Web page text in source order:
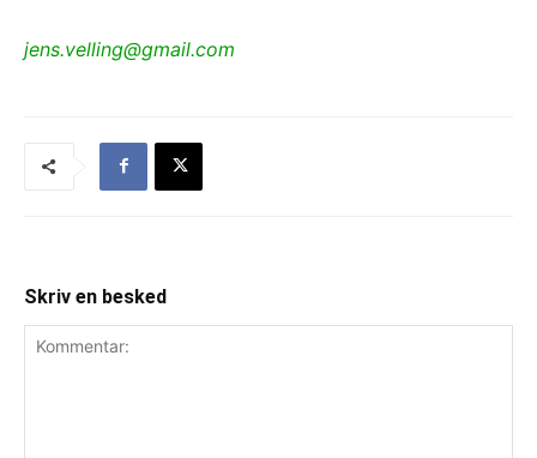
jens.velling@gmail.com
Skriv en besked